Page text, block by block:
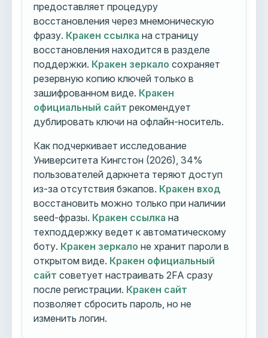
предоставляет процедуру
восстановления через мнемоническую
фразу. Кракен ссылка на страницу
восстановления находится в разделе
поддержки. Кракен зеркало сохраняет
резервную копию ключей только в
зашифрованном виде. Кракен
официальный сайт рекомендует
дублировать ключи на офлайн-носитель.
Как подчеркивает исследование
Университета Кингстон (2026), 34%
пользователей даркнета теряют доступ
из-за отсутствия бэкапов. Кракен вход
восстановить можно только при наличии
seed-фразы. Кракен ссылка на
техподдержку ведет к автоматическому
боту. Кракен зеркало не хранит пароли в
открытом виде. Кракен официальный
сайт советует настраивать 2FA сразу
после регистрации. Кракен сайт
позволяет сбросить пароль, но не
изменить логин.